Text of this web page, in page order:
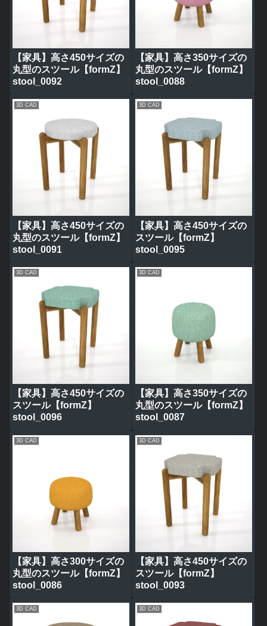
【家具】高さ450サイズの
丸型のスツール【formZ】
stool_0092
【家具】高さ350サイズの
丸型のスツール【formZ】
stool_0088
3D CAD
【家具】高さ450サイズの
丸型のスツール【formZ】
stool_0091
3D CAD
【家具】高さ450サイズの
スツール【formZ】
stool_0095
3D CAD
【家具】高さ450サイズの
スツール【formZ】
stool_0096
3D CAD
【家具】高さ350サイズの
丸型のスツール【formZ】
stool_0087
3D CAD
【家具】高さ300サイズの
丸型のスツール【formZ】
stool_0086
3D CAD
【家具】高さ450サイズの
スツール【formZ】
stool_0093
3D CAD 3D CAD